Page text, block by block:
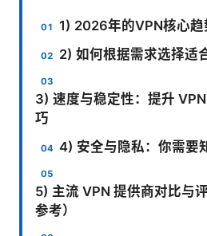
1) 2026年的VPN核心趋
2) 如何根据需求选择适
3) 速度与稳定性：提升
巧
4) 安全与隐私：你需要
5) 主流 VPN 提供商对比与
参考）